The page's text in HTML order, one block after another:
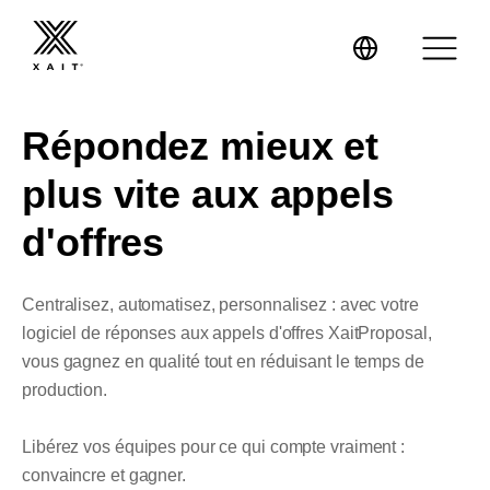
XaitPorter
Réponses aux appels d’offres
Contrats
Expertise
Conseil
BTP, Travaux d’ingénierie et Construction
Répondez mieux et
plus vite aux appels
d'offres
Centralisez, automatisez, personnalisez : avec votre
logiciel de réponses aux appels d'offres XaitProposal,
vous gagnez en qualité tout en réduisant le temps de
production.
Libérez vos équipes pour ce qui compte vraiment :
convaincre et gagner.